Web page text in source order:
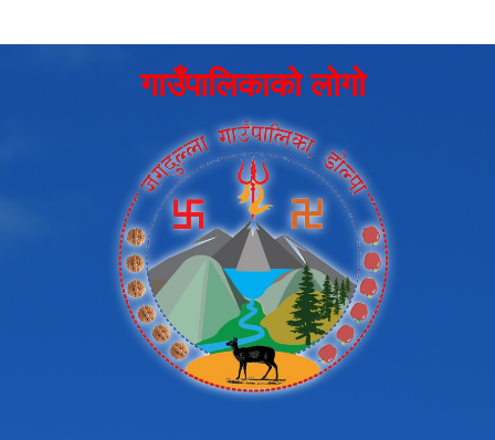
गाउँपालिकाको लोगो